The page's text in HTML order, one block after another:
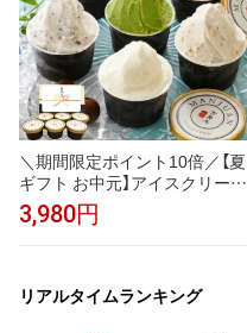
＼期間限定ポイント10倍／【夏
ギフト お中元】アイスクリーム
ジェラート 甘栗専門店の甘栗ジ
ェラート入 創業99年の青果市場
あまぐり ミルク いちご 抹茶 チ
ョコ クッキークリーム 6種6入
3,980円
リアルタイムランキング